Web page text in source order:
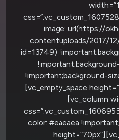
image: url(https://
contentuploads/2017/
id=13749)
!important;background-
[vc_empty_space
[vc_column
color: #eaeaea